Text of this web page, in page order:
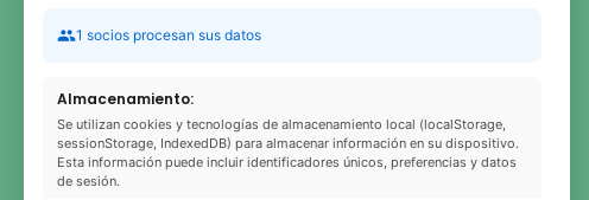
Teléfono: +34 910 051 074
Email: info@iberdata21.com
1 socios procesan sus datos
Almacenamiento:
Se utilizan cookies y tecnologías de almacenamiento local (localStorage,
sessionStorage, IndexedDB) para almacenar información en su dispositivo.
Esta información puede incluir identificadores únicos, preferencias y datos
de sesión.